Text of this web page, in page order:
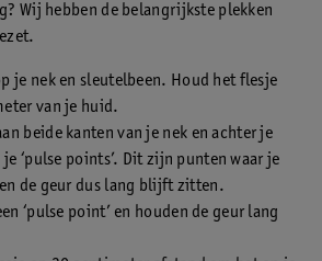
Wij hebben de belangrijkste plekken
je nek en sleutelbeen. Houd het flesje
van je huid.
beide kanten van je nek en achter je
‘pulse points’. Dit zijn punten waar je
de geur dus lang blijft zitten.
‘pulse point’ en houden de geur lang